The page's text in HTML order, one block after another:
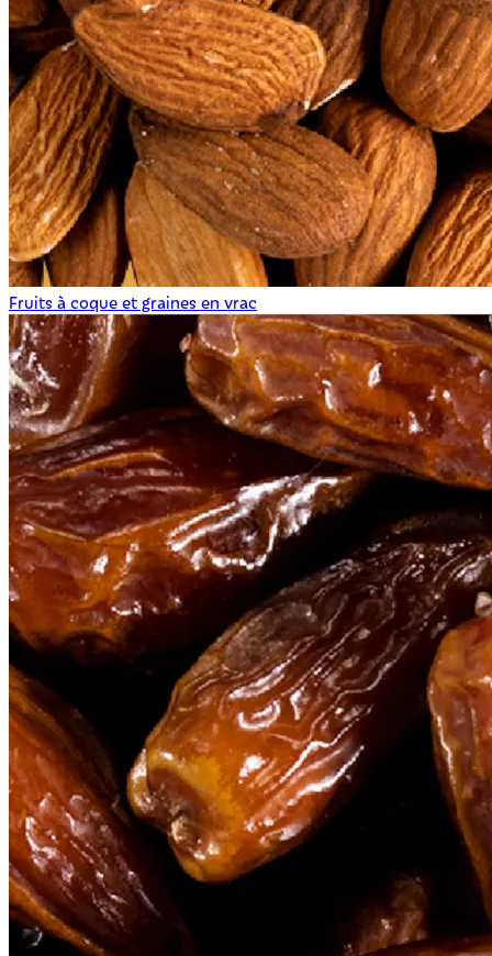
Fruits à coque et graines en vrac